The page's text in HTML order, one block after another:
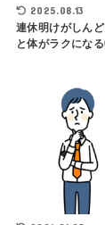
2025.08.13
連休明けがしん
と体がラクにな